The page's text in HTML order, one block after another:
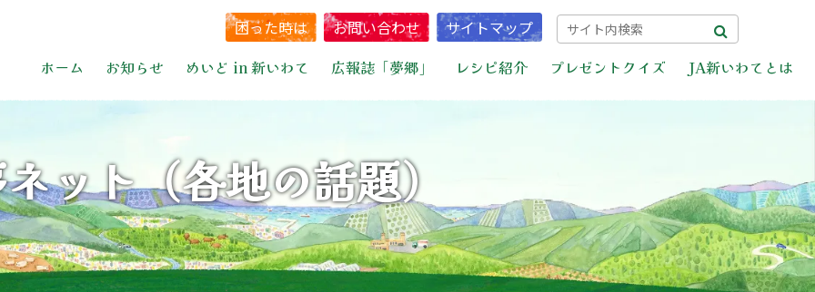
困った時は お問い合わせ
サイトマップ
ホーム
お知らせ めいど in 新いわて 広報誌「夢郷」 レシピ紹介 プレゼントクイズ JA新いわてとは
ット（各地の話題）